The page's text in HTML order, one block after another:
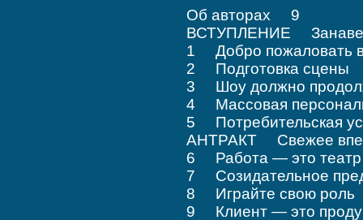
Об авторах 9
ВСТУПЛЕНИЕ
1 Добро пожаловать
2 Подготовка
3 Шоу должно
4 Массовая
5 Потребительская
АНТРАКТ Свежее
6 Работа — это
7 Созидательное
8 Играйте свою
9 Клиент — это